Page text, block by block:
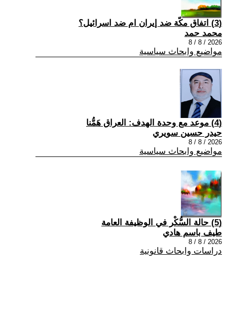
(3) اتفاق مكّة ضد إيران ام ضد اسرائيل؟
محمد حمد
2026 / 8 / 8
مواضيع وابحاث سياسية
(4) موعد مع وحدة الهدف: العراق هَمُّنا
حيدر حسين سويري
2026 / 8 / 8
مواضيع وابحاث سياسية
(5) حالة السُّكْر في الوظيفة العامة
طيف باسم هادي
2026 / 8 / 8
دراسات وابحاث قانونية